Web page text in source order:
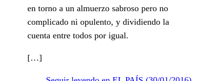
en torno a un almuerzo sabroso pero no
complicado ni opulento, y dividiendo la
cuenta entre todos por igual.
[…]